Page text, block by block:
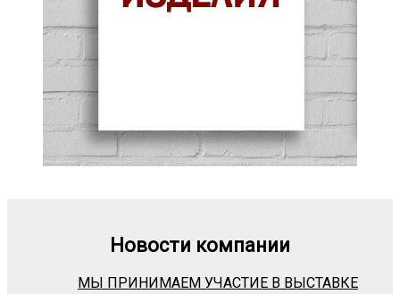
Новости компании
МЫ ПРИНИМАЕМ УЧАСТИЕ В ВЫСТАВКЕ